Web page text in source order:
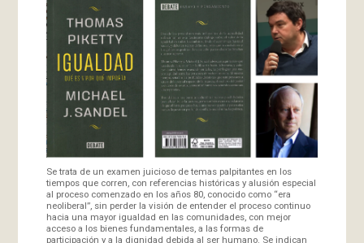
Se trata de un examen juicioso de temas palpitantes en los
tiempos que corren, con referencias históricas y alusión especial
al proceso comenzado en los años 80, conocido como “era
neoliberal”, sin perder la visión de entender el proceso continuo
hacia una mayor igualdad en las comunidades, con mejor
acceso a los bienes fundamentales, a las formas de
participación y a la dignidad debida al ser humano. Se indican